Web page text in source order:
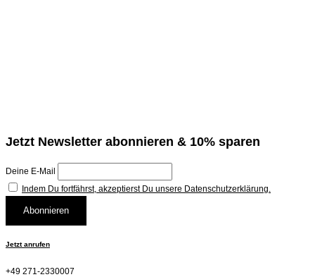
Jetzt Newsletter abonnieren & 10% sparen
Deine E-Mail
Indem Du fortfährst, akzeptierst Du unsere Datenschutzerklärung.
Jetzt anrufen
+49 271-2330007